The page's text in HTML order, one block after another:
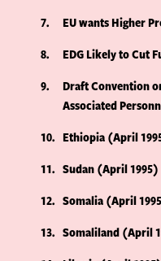
7
EU wants Higher
8
EDG Likely to Cut
9
Draft Convention
Associated
10
Ethiopia (April
11
Sudan (April 1995)
12
Somalia (April
13
Somaliland (April